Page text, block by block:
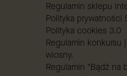
Regulamin sklepu
Polityka prywatności
Polityka cookies 3.0
Regulamin konkursu
wiosny.
Regulamin "Bądź na